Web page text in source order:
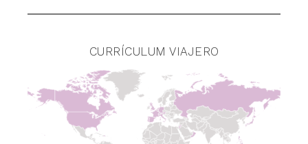
CURRÍCULUM VIAJERO